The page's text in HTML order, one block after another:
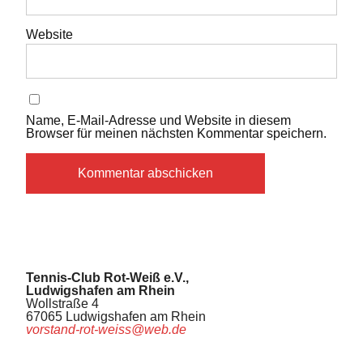
Website
Name, E-Mail-Adresse und Website in diesem
Browser für meinen nächsten Kommentar speichern.
Tennis-Club Rot-Weiß e.V.,
Ludwigshafen am Rhein
Wollstraße 4
67065 Ludwigshafen am Rhein
vorstand-rot-weiss@web.de